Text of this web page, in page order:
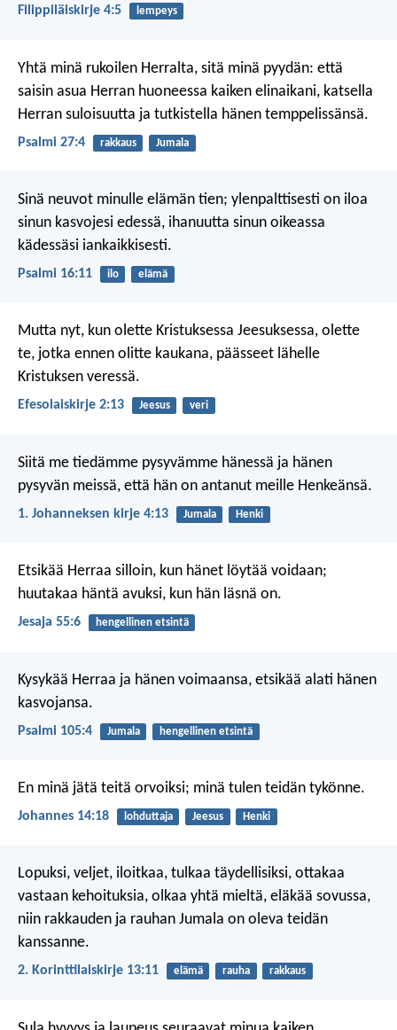
Filippiläiskirje 4:5 lempeys
Yhtä minä rukoilen Herralta, sitä minä pyydän: että
saisin asua Herran huoneessa kaiken elinaikani, katsella
Herran suloisuutta ja tutkistella hänen temppelissänsä.
Psalmi 27:4 rakkaus Jumala
Sinä neuvot minulle elämän tien; ylenpalttisesti on iloa
sinun kasvojesi edessä, ihanuutta sinun oikeassa
kädessäsi iankaikkisesti.
Psalmi 16:11 ilo elämä
Mutta nyt, kun olette Kristuksessa Jeesuksessa, olette
te, jotka ennen olitte kaukana, päässeet lähelle
Kristuksen veressä.
Efesolaiskirje 2:13 Jeesus veri
Siitä me tiedämme pysyvämme hänessä ja hänen
pysyvän meissä, että hän on antanut meille Henkeänsä.
1. Johanneksen kirje 4:13 Jumala Henki
Etsikää Herraa silloin, kun hänet löytää voidaan;
huutakaa häntä avuksi, kun hän läsnä on.
Jesaja 55:6 hengellinen etsintä
Kysykää Herraa ja hänen voimaansa, etsikää alati hänen
kasvojansa.
Psalmi 105:4 Jumala hengellinen etsintä
En minä jätä teitä orvoiksi; minä tulen teidän tykönne.
Johannes 14:18 lohduttaja Jeesus Henki
Lopuksi, veljet, iloitkaa, tulkaa täydellisiksi, ottakaa
vastaan kehoituksia, olkaa yhtä mieltä, eläkää sovussa,
niin rakkauden ja rauhan Jumala on oleva teidän
kanssanne.
2. Korinttilaiskirje 13:11 elämä rauha rakkaus